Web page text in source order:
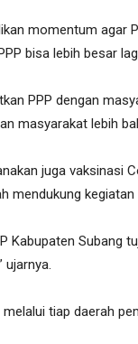
momentum agar
bisa lebih besar
PPP dengan
masyarakat lebih
juga vaksinasi
mendukung kegiatan
Kabupaten Subang
ujarnya.
tiap daerah